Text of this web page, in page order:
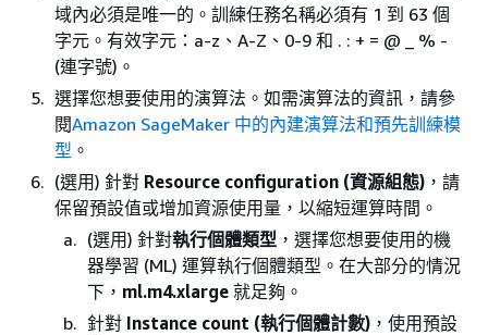
域內必須是唯一的。訓練任務名稱必須有 1 到 63 個
字元。有效字元：a-z、A-Z、0-9 和 . : + = @ _ % -
(連字號)。
選擇您想要使用的演算法。如需演算法的資訊，請參
閱Amazon SageMaker 中的內建演算法和預先訓練模
型 。
(選用) 針對 Resource configuration (資源組態) ，請
保留預設值或增加資源使用量，以縮短運算時間。
(選用) 針對執行個體類型 ，選擇您想要使用的機
器學習 (ML) 運算執行個體類型。在大部分的情況
下， ml.m4.xlarge 就足夠。
針對 Instance count (執行個體計數) ，使用預設